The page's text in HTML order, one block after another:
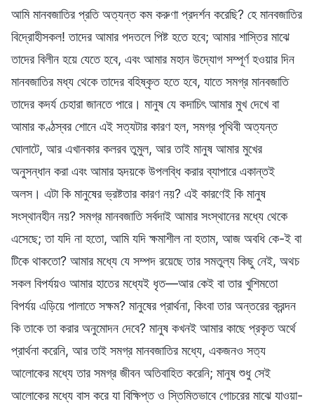
আমি মানবজাতির প্রতি অত্যন্ত কম করুণা প্রদর্শন করেছি? হে মানবজাতির
বিদ্রোহীসকল! তাদের আমার পদতলে পিষ্ট হতে হবে; আমার শাস্তির মাঝে
তাদের বিলীন হয়ে যেতে হবে, এবং আমার মহান উদ্যোগ সম্পূর্ণ হওয়ার দিন
মানবজাতির মধ্য থেকে তাদের বহিষ্কৃত হতে হবে, যাতে সমগ্র মানবজাতি
তাদের কদর্য চেহারা জানতে পারে। মানুষ যে কদাচিৎ আমার মুখ দেখে বা
আমার কণ্ঠস্বর শোনে এই সত্যটার কারণ হল, সমগ্র পৃথিবী অত্যন্ত
ঘোলাটে, আর এখানকার কলরব তুমুল, আর তাই মানুষ আমার মুখের
অনুসন্ধান করা এবং আমার হৃদয়কে উপলব্ধি করার ব্যাপারে একান্তই
অলস। এটা কি মানুষের ভ্রষ্টতার কারণ নয়? এই কারণেই কি মানুষ
সংস্থানহীন নয়? সমগ্র মানবজাতি সর্বদাই আমার সংস্থানের মধ্যে থেকে
এসেছে; তা যদি না হতো, আমি যদি ক্ষমাশীল না হতাম, আজ অবধি কে-ই বা
টিকে থাকতো? আমার মধ্যে যে সম্পদ রয়েছে তার সমতুল্য কিছু নেই, অথচ
সকল বিপর্যয়ও আমার হাতের মধ্যেই ধৃত—আর কেই বা তার খুশিমতো
বিপর্যয় এড়িয়ে পালাতে সক্ষম? মানুষের প্রার্থনা, কিংবা তার অন্তরের ক্রন্দন
কি তাকে তা করার অনুমোদন দেবে? মানুষ কখনই আমার কাছে প্রকৃত অর্থে
প্রার্থনা করেনি, আর তাই সমগ্র মানবজাতির মধ্যে, একজনও সত্য
আলোকের মধ্যে তার সমগ্র জীবন অতিবাহিত করেনি; মানুষ শুধু সেই
আলোকের মধ্যে বাস করে যা বিক্ষিপ্ত ও স্তিমিতভাবে গোচরের মাঝে যাওয়া-